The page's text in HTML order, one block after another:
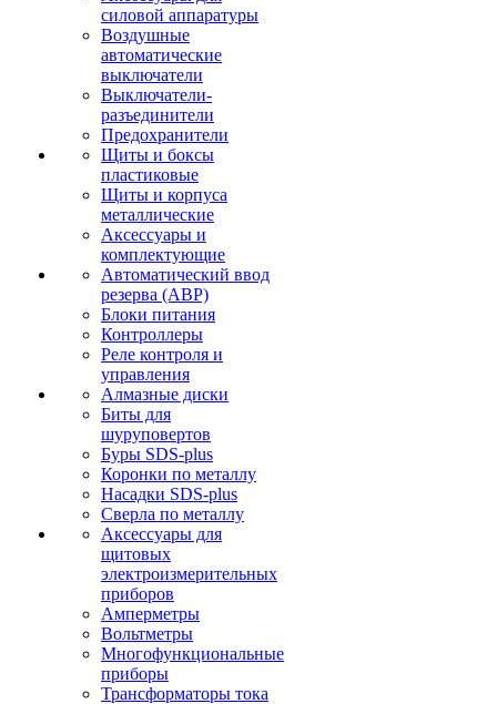
силовой аппаратуры
Воздушные
автоматические
выключатели
Выключатели-
разъединители
Предохранители
Щиты и боксы
пластиковые
Щиты и корпуса
металлические
Аксессуары и
комплектующие
Автоматический ввод
резерва (АВР)
Блоки питания
Контроллеры
Реле контроля и
управления
Алмазные диски
Биты для
шуруповертов
Буры SDS-plus
Коронки по металлу
Насадки SDS-plus
Сверла по металлу
Аксессуары для
щитовых
электроизмерительных
приборов
Амперметры
Вольтметры
Многофункциональные
приборы
Трансформаторы тока